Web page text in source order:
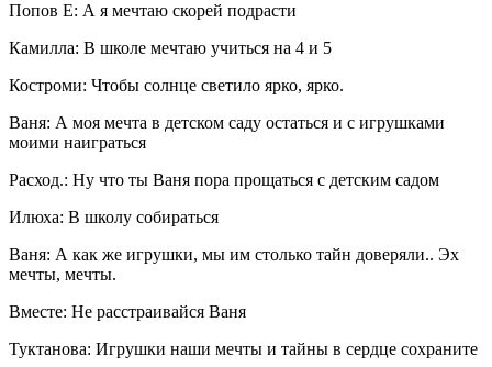
Попов Е: А я мечтаю скорей подрасти
Камилла: В школе мечтаю учиться на 4 и 5
Костроми: Чтобы солнце светило ярко, ярко.
Ваня: А моя мечта в детском саду остаться и с игрушками
моими наиграться
Расход.: Ну что ты Ваня пора прощаться с детским садом
Илюха: В школу собираться
Ваня: А как же игрушки, мы им столько тайн доверяли.. Эх
мечты, мечты.
Вместе: Не расстраивайся Ваня
Туктанова: Игрушки наши мечты и тайны в сердце сохраните